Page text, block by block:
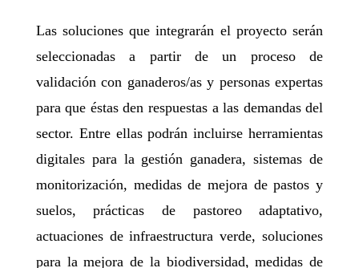
Las soluciones que integrarán el proyecto serán
seleccionadas a partir de un proceso de
validación con ganaderos/as y personas expertas
para que éstas den respuestas a las demandas del
sector. Entre ellas podrán incluirse herramientas
digitales para la gestión ganadera, sistemas de
monitorización, medidas de mejora de pastos y
suelos, prácticas de pastoreo adaptativo,
actuaciones de infraestructura verde, soluciones
para la mejora de la biodiversidad, medidas de